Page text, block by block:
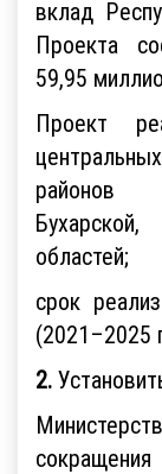
вклад
Проекта
59,95
Проект
районов
областей;
срок
(2021–2025
2.